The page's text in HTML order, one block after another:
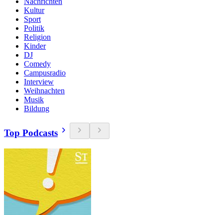
Kultur
Sport
Politik
Religion
Kinder
DJ
Comedy
Campusradio
Interview
Weihnachten
Musik
Bildung
Top Podcasts